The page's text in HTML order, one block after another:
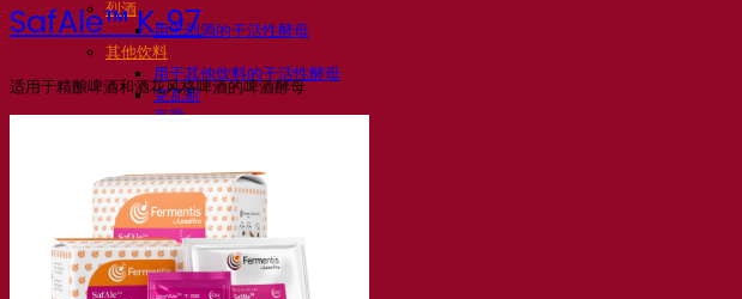
烈酒
用于烈酒的干活性酵母
其他饮料
用于其他饮料的干活性酵母
克瓦斯
高粱
Fermentis 学院
知识中心
专家见解
常见问题解答
SafAle™ K‑97
适用于精酿啤酒和酒花风格啤酒的啤酒酵母